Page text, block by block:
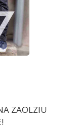
ZAOLZIU